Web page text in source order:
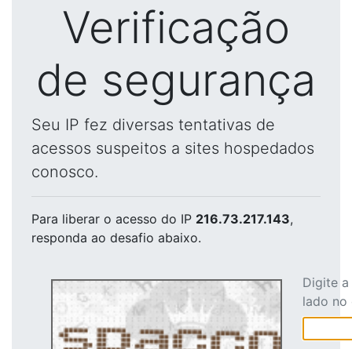
Verificação
de segurança
Seu IP fez diversas tentativas de
acessos suspeitos a sites hospedados
conosco.
Para liberar o acesso do IP 216.73.217.143,
responda ao desafio abaixo.
Digite
lado no